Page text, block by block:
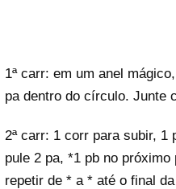
1ª carr: em um anel
pa dentro do círculo. Junte
2ª carr: 1 corr para subir, 1
pule 2 pa, *1 pb no
repetir de * a * até o final